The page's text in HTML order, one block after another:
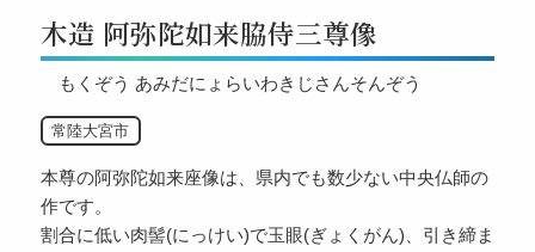
木造 阿弥陀如来脇侍三尊像
もくぞう あみだにょらいわきじさんそんぞう
常陸大宮市
本尊の阿弥陀如来座像は、県内でも数少ない中央仏師の
作です。
割合に低い肉髻(にっけい)で玉眼(ぎょくがん)、引き締ま